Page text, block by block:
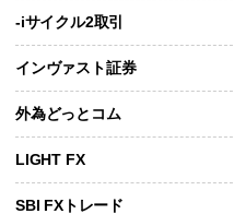
-iサイクル2取引
インヴァスト証券
外為どっとコム
LIGHT FX
SBI FXトレード